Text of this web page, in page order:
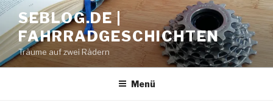
Zum
Inhalt
springen
SEBLOG.DE |
FAHRRADGESCHICHTEN
Träume auf zwei Rädern
Menü